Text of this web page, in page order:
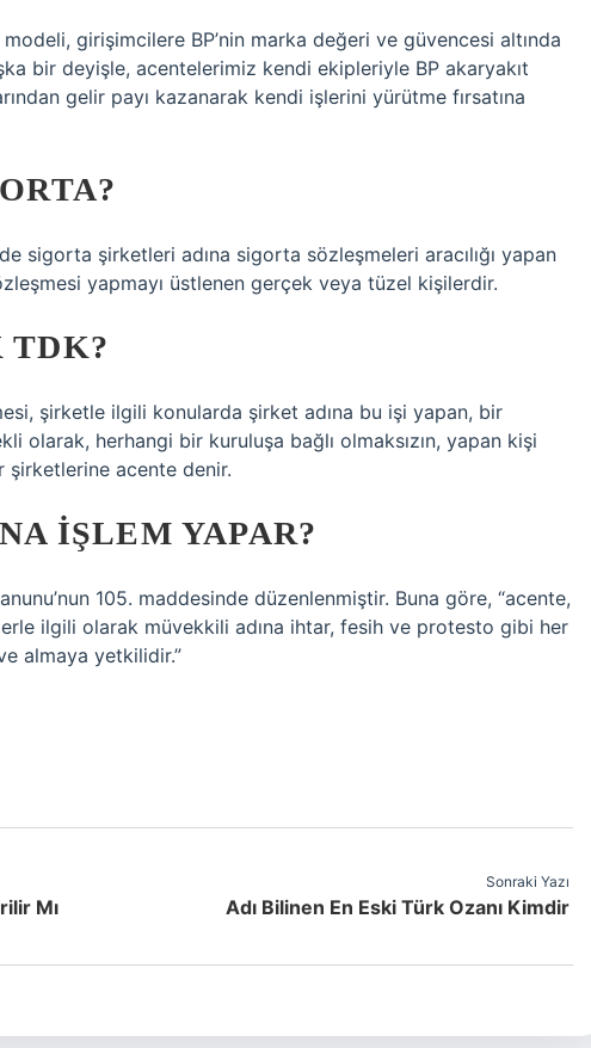
girişimcilere BP’nin marka değeri ve güvencesi altında
bir deyişle, acentelerimiz kendi ekipleriyle BP akaryakıt
gelir payı kazanarak kendi işlerini yürütme fırsatına
sigorta şirketleri adına sigorta sözleşmeleri aracılığı yapan
yapmayı üstlenen gerçek veya tüzel kişilerdir.
TDK?
şirketle ilgili konularda şirket adına bu işi yapan, bir
olarak, herhangi bir kuruluşa bağlı olmaksızın, yapan kişi
şirketlerine acente denir.
IŞLEM YAPAR?
105. maddesinde düzenlenmiştir. Buna göre, “acente,
ilgili olarak müvekkili adına ihtar, fesih ve protesto gibi her
almaya yetkilidir.”
Mı
Sonraki Yazı
Adı Bilinen En Eski Türk Ozanı Kimdir